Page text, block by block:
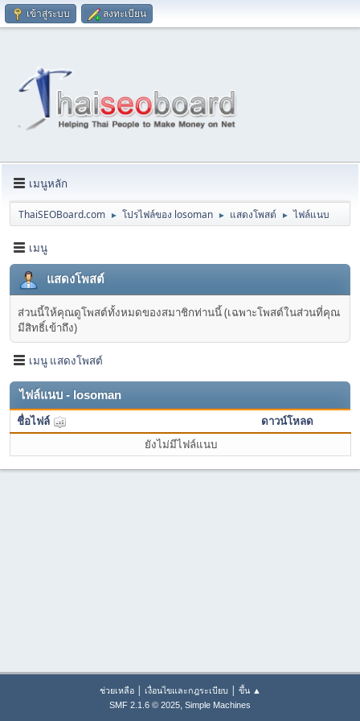
เข้าสู่ระบบ ลงทะเบียน
เมนูหลัก
ThaiSEOBoard.com ► โปรไฟล์ของ losoman ► แสดงโพสต์ ► ไฟล์แนบ
เมนู
แสดงโพสต์
ส่วนนี้ให้คุณดูโพสต์ทั้งหมดของสมาชิกท่านนี้ (เฉพาะโพสต์ในส่วนที่คุณ
มีสิทธิ์เข้าถึง)
เมนู แสดงโพสต์
ไฟล์แนบ - losoman
ชื่อไฟล์
ดาวน์โหลด
ยังไม่มีไฟล์แนบ
ช่วยเหลือ| เงื่อนไขและกฎระเบียบ | ขึ้น ▲
SMF 2.1.6 © 2025, Simple Machines